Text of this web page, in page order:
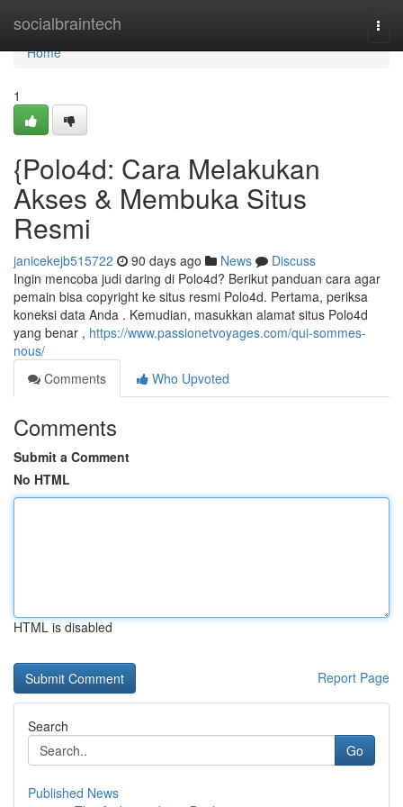
socialbraintech
Home
Home
1
{Polo4d: Cara Melakukan
Akses & Membuka Situs
Resmi
janicekejb515722 90 days ago News
Discuss
Ingin mencoba judi daring di Polo4d? Berikut panduan cara agar
pemain bisa copyright ke situs resmi Polo4d. Pertama, periksa
koneksi data Anda . Kemudian, masukkan alamat situs Polo4d
yang benar , https://www.passionetvoyages.com/qui-sommes-
nous/
Comments
Who Upvoted
Comments
Submit a Comment
No HTML
HTML is disabled
Report Page
Search
Go
Published News